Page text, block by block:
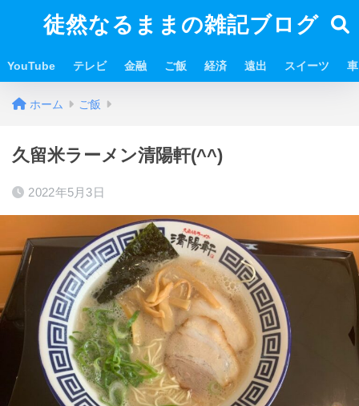
徒然なるままの雑記ブログ
YouTube テレビ 金融 ご飯 経済 遠出 スイーツ 車
ホーム ご飯
久留米ラーメン清陽軒(^^)
2022年5月3日